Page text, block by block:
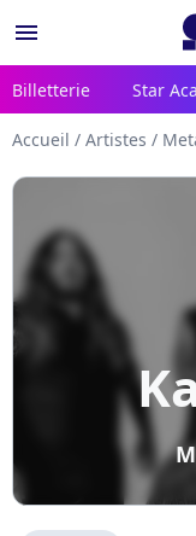
menu
Billetterie Star
Accueil / Artistes /